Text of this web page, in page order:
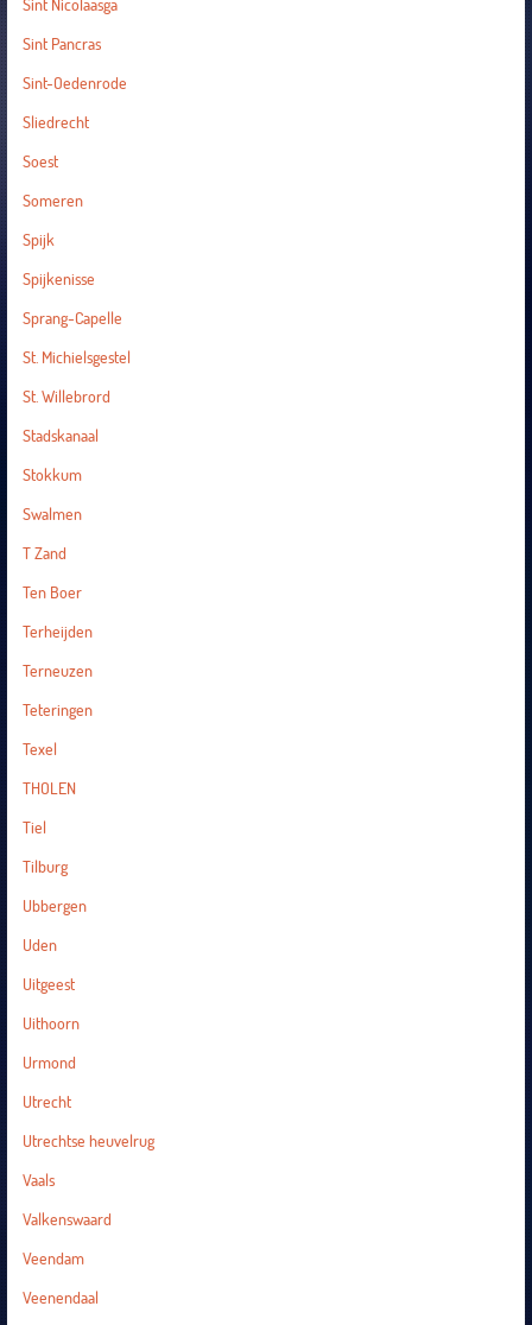
Sint Nicolaasga
Sint Pancras
Sint-Oedenrode
Sliedrecht
Soest
Someren
Spijk
Spijkenisse
Sprang-Capelle
St. Michielsgestel
St. Willebrord
Stadskanaal
Stokkum
Swalmen
T Zand
Ten Boer
Terheijden
Terneuzen
Teteringen
Texel
THOLEN
Tiel
Tilburg
Ubbergen
Uden
Uitgeest
Uithoorn
Urmond
Utrecht
Utrechtse heuvelrug
Vaals
Valkenswaard
Veendam
Veenendaal